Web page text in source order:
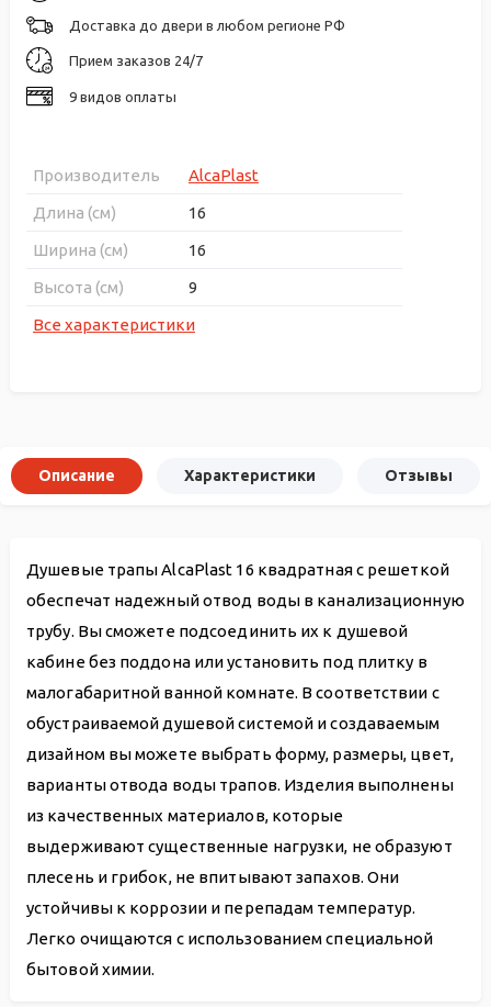
Доставка до двери в любом регионе РФ
Прием заказов 24/7
9 видов оплаты
Производитель
AlcaPlast
Длина (см)
16
Ширина (см)
16
Высота (см)
9
Все характеристики
Описание Характеристики Отзывы
Душевые трапы AlcaPlast 16 квадратная с решеткой
обеспечат надежный отвод воды в канализационную
трубу. Вы сможете подсоединить их к душевой
кабине без поддона или установить под плитку в
малогабаритной ванной комнате. В соответствии с
обустраиваемой душевой системой и создаваемым
дизайном вы можете выбрать форму, размеры, цвет,
варианты отвода воды трапов. Изделия выполнены
из качественных материалов, которые
выдерживают существенные нагрузки, не образуют
плесень и грибок, не впитывают запахов. Они
устойчивы к коррозии и перепадам температур.
Легко очищаются с использованием специальной
бытовой химии.